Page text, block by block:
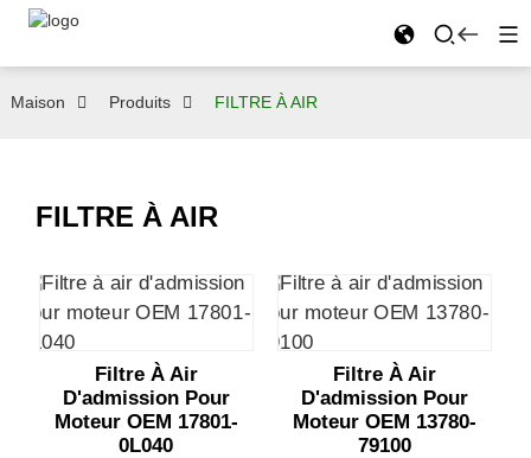
Maison Produits FILTRE À AIR
FILTRE À AIR
Filtre À Air
D'admission Pour
Moteur OEM 17801-
0L040
Filtre À Air
D'admission Pour
Moteur OEM 13780-
79100